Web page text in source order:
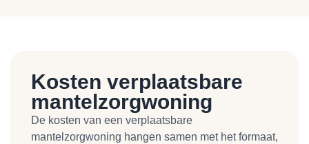
Kosten verplaatsbare
mantelzorgwoning
De kosten van een verplaatsbare
mantelzorgwoning hangen samen met het formaat,